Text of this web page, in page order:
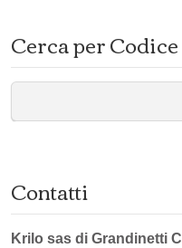
Cerca per Codice
Contatti
Krilo sas di Grandinetti C